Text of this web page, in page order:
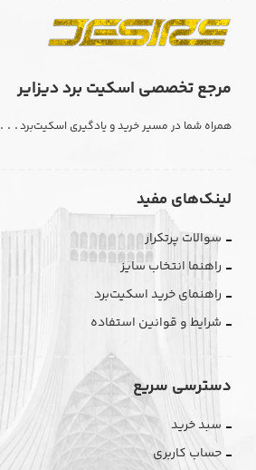
مرجع تخصصی اسکیت برد دیزایر
همراه شما در مسیر خرید و یادگیری اسکیت‌برد. . .
لینک‌های مفید
سوالات پرتکرار
راهنما انتخاب سایز
راهنمای خرید اسکیت‌برد
شرایط و قوانین استفاده
دسترسی سریع
سبد خرید
حساب کاربری